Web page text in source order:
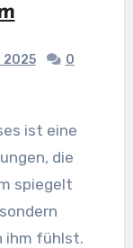
2025
0
die
spiegelt
ihm fühlst.